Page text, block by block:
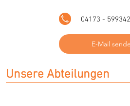
04173 -
E-Mail
Unsere Abteilungen